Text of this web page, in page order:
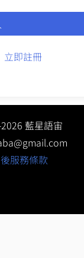
立即註冊
藍星語宙
服務條款